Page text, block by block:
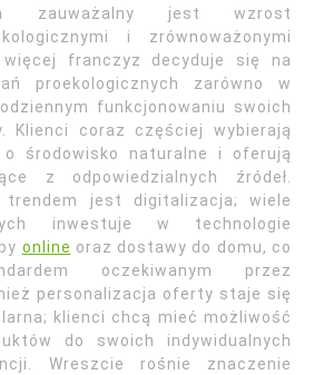
zauważalny jest wzrost
i zrównoważonymi
franczyz decyduje się na
proekologicznych zarówno w
funkcjonowaniu swoich
Klienci coraz częściej wybierają
środowisko naturalne i oferują
z odpowiedzialnych źródeł.
trendem jest digitalizacja; wiele
inwestuje w technologie
online oraz dostawy do domu, co
oczekiwanym przez
personalizacja oferty staje się
klienci chcą mieć możliwość
do swoich indywidualnych
Wreszcie rośnie znaczenie